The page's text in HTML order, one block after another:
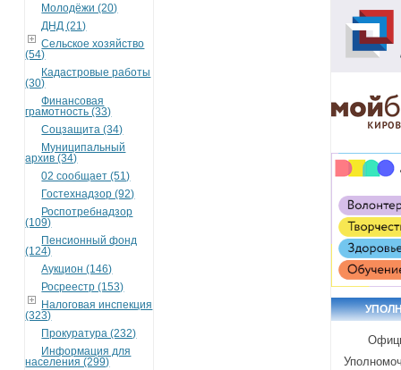
Молодёжи (20)
ДНД (21)
Сельское хозяйство
(54)
Кадастровые работы
(30)
Финансовая
грамотность (33)
Соцзащита (34)
Муниципальный
архив (34)
02 сообщает (51)
Гостехнадзор (92)
Роспотребнадзор
(109)
Пенсионный фонд
(124)
Аукцион (146)
Росреестр (153)
Налоговая инспекция
(323)
Прокуратура (232)
Информация для
населения (299)